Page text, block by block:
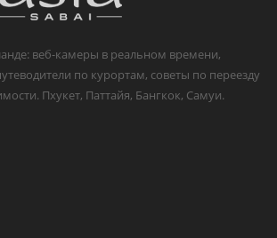
веб-камеры в реальном времени,
по курортам, советы по переезду
Пхукет, Паттайя, Бангкок, Самуи.